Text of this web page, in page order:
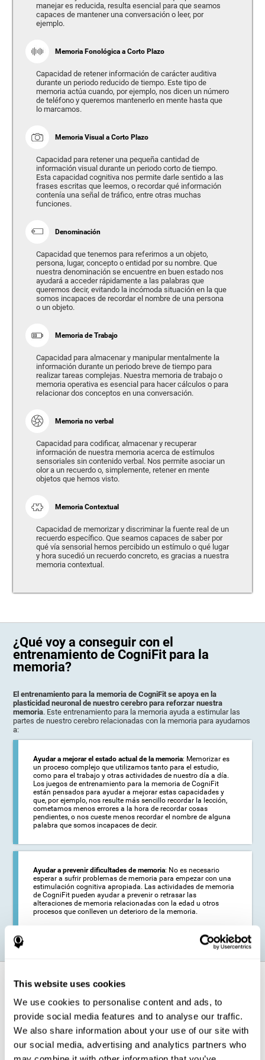
This website uses cookies
We use cookies to personalise content and ads, to
provide social media features and to analyse our traffic.
We also share information about your use of our site with
our social media, advertising and analytics partners who
manejar es reducida, resulta esencial para que seamos
capaces de mantener una conversación o leer, por
ejemplo.
Memoria Fonológica a Corto Plazo
Capacidad de retener información de carácter auditiva
durante un periodo reducido de tiempo. Este tipo de
memoria actúa cuando, por ejemplo, nos dicen un número
de teléfono y queremos mantenerlo en mente hasta que
lo marcamos.
Memoria Visual a Corto Plazo
Capacidad para retener una pequeña cantidad de
información visual durante un periodo corto de tiempo.
Esta capacidad cognitiva nos permite darle sentido a las
frases escritas que leemos, o recordar qué información
contenía una señal de tráfico, entre otras muchas
funciones.
Denominación
Capacidad que tenemos para referirnos a un objeto,
persona, lugar, concepto o entidad por su nombre. Que
nuestra denominación se encuentre en buen estado nos
ayudará a acceder rápidamente a las palabras que
queremos decir, evitando la incómoda situación en la que
somos incapaces de recordar el nombre de una persona
o un objeto.
Memoria de Trabajo
Capacidad para almacenar y manipular mentalmente la
información durante un periodo breve de tiempo para
realizar tareas complejas. Nuestra memoria de trabajo o
memoria operativa es esencial para hacer cálculos o para
relacionar dos conceptos en una conversación.
Memoria no verbal
Capacidad para codificar, almacenar y recuperar
información de nuestra memoria acerca de estímulos
sensoriales sin contenido verbal. Nos permite asociar un
olor a un recuerdo o, simplemente, retener en mente
objetos que hemos visto.
Memoria Contextual
Capacidad de memorizar y discriminar la fuente real de un
recuerdo específico. Que seamos capaces de saber por
qué vía sensorial hemos percibido un estímulo o qué lugar
y hora sucedió un recuerdo concreto, es gracias a nuestra
memoria contextual.
¿Qué voy a conseguir con el
entrenamiento de CogniFit para la
memoria?
El entrenamiento para la memoria de CogniFit se apoya en la
plasticidad neuronal de nuestro cerebro para reforzar nuestra
memoria. Este entrenamiento para la memoria ayuda a estimular las
partes de nuestro cerebro relacionadas con la memoria para ayudarnos
a:
Ayudar a mejorar el estado actual de la memoria: Memorizar es
un proceso complejo que utilizamos tanto para el estudio,
como para el trabajo y otras actividades de nuestro día a día.
Los juegos de entrenamiento para la memoria de CogniFit
están pensados para ayudar a mejorar estas capacidades y
que, por ejemplo, nos resulte más sencillo recordar la lección,
cometamos menos errores a la hora de recordar cosas
pendientes, o nos cueste menos recordar el nombre de alguna
palabra que somos incapaces de decir.
Ayudar a prevenir dificultades de memoria: No es necesario
esperar a sufrir problemas de memoria para empezar con una
estimulación cognitiva apropiada. Las actividades de memoria
de CogniFit pueden ayudar a prevenir o retrasar las
alteraciones de memoria relacionadas con la edad u otros
procesos que conlleven un deterioro de la memoria.
¿Cómo fortalece la función cognitiva?
Los juegos para entrenar la memoria para adultos y niños de CogniFit
permiten, mediante la plasticidad cerebral, activar y fortalecer la
capacidad del cerebro para almacenar y recordar información.
Al entrenar el cerebro con estos juegos de memoria para adultos y
niños líderes en el campo de la intervención cognitiva, se estimulan